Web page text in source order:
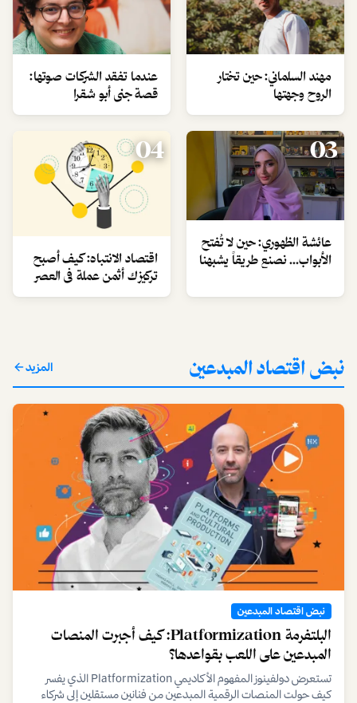
مهند السلماني: حين تختار
الروح وجهتها
عندما تفقد الشركات صوتها:
قصة جنى أبو شقرا
03
عائشة الظهوري: حين لا تُفتح
الأبواب… نصنع طريقاً يشبهنا
04
اقتصاد الانتباه: كيف أصبح
تركيزك أثمن عملة في العصر
الرقمي؟
نبض اقتصاد المبدعين المزيد
نبض اقتصاد المبدعين
البلتفرمة Platformization: كيف أجبرت المنصات
المبدعين على اللعب بقواعدها؟
تستعرض دولفينوز المفهوم الأكاديمي Platformization الذي يفسر
كيف حولت المنصات الرقمية المبدعين من فنانين مستقلين إلى شركاء